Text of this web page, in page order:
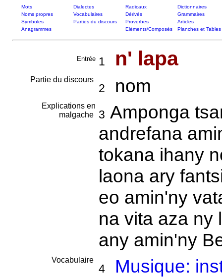
Mots Dialectes Radicaux
Dictionnaires
Noms propres
Vocabulaires Dérivés
Grammaires
Symboles
Parties du discours Proverbes
Articles
Anagrammes
Eléments/Composés Planches et Tables
Entrée 1 n' lapa
Partie du discours
2 nom
Explications en
malgache
3 Amponga
andrefana
tokana ihany
laona ary
eo amin'ny
na vita aza ny
any amin'ny
Vocabulaire
4 Musique: